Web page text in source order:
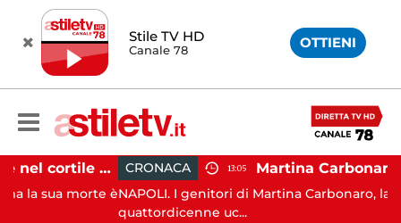
Stile TV HD
Canale 78 OTTIENI
Salerno, cadavere nel cortile di un palazzo: indaga la Polizia
morte è
CRONACA 13:05
NAPOLI. I genitori di Martina Carbonaro, la
quattordicenne uc...